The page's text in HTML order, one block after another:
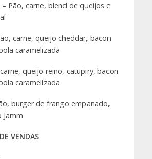
– Pão, carne, blend de queijos e
carne, queijo cheddar, bacon
caramelizada
carne, queijo reino, catupiry, bacon
caramelizada
burger de frango empanado,
Jamm
VENDAS